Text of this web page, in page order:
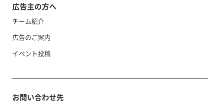
広告主の方へ
チーム紹介
広告のご案内
イベント投稿
お問い合わせ先